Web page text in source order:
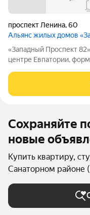
проспект Ленина,60
Альянс жилых домов
«Западный Проспект 82» альянс жилых домов бизнес-класса в
центре Евпатории,
городской среды и
работать, развиваться и
Сохраняйте
новые
Купить квартиру,
Санаторном районе